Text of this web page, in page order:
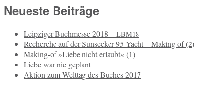
Neueste Beiträge
Leipziger Buchmesse 2018 – LBM18
Recherche auf der Sunseeker 95 Yacht – Making of (2)
Making-of »Liebe nicht erlaubt« (1)
Liebe war nie geplant
Aktion zum Welttag des Buches 2017